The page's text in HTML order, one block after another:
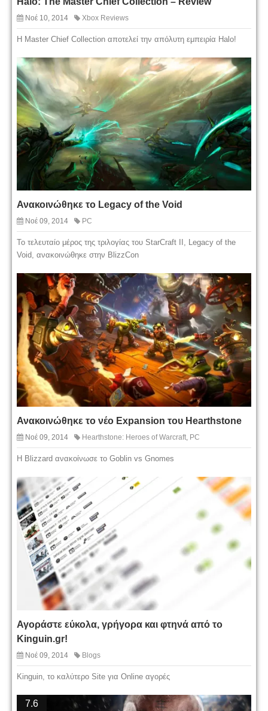
Νοέ 10, 2014 Xbox Reviews
Η Master Chief Collection αποτελεί την απόλυτη εμπειρία Halo!
Ανακοινώθηκε το Legacy of the Void
Νοέ 09, 2014 PC
Το τελευταίο μέρος της τριλογίας του StarCraft II, Legacy of the
Void, ανακοινώθηκε στην BlizzCon
Ανακοινώθηκε το νέο Expansion του Hearthstone
Νοέ 09, 2014 Hearthstone: Heroes of Warcraft, PC
Η Blizzard ανακοίνωσε το Goblin vs Gnomes
Αγοράστε εύκολα, γρήγορα και φτηνά από το
Kinguin.gr!
Νοέ 09, 2014 Blogs
Kinguin, το καλύτερο Site για Online αγορές
7.6